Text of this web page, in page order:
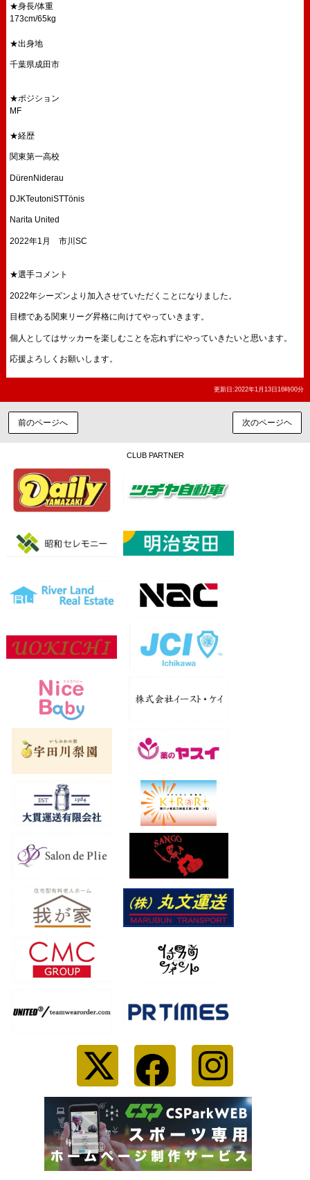
★身長/体重
173cm/65kg
★出身地
千葉県成田市
★ポジション
MF
★経歴
関東第一高校
DürenNiderau
DJKTeutoniSTTönis
Narita United
2022年1月 市川SC
★選手コメント
2022年シーズンより加入させていただくことになりました。
目標である関東リーグ昇格に向けてやっていきます。
個人としてはサッカーを楽しむことを忘れずにやっていきたいと思います。
応援よろしくお願いします。
更新日:2022年1月13日16時00分
前のページへ 次のページヘ
CLUB PARTNER